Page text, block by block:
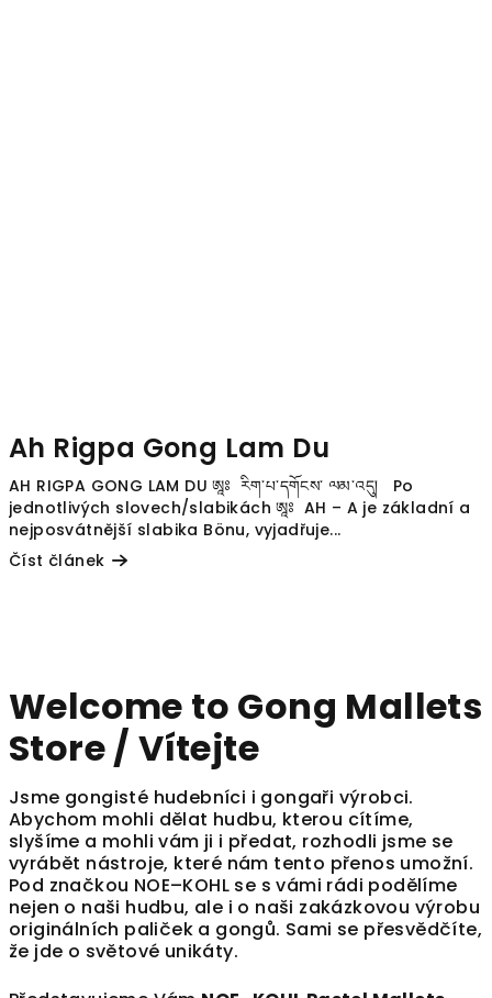
Ah Rigpa Gong Lam Du
AH RIGPA GONG LAM DU ཨཱཿ རིག་པ་དགོངས་ ལམ་འདུ། Po
jednotlivých slovech/slabikách ཨཱཿ AH – A je základní a
nejposvátnější slabika Bönu, vyjadřuje...
Číst článek
Welcome to Gong Mallets
Store / Vítejte
Jsme gongisté hudebníci i gongaři výrobci.
Abychom mohli dělat hudbu, kterou cítíme,
slyšíme a mohli vám ji i předat, rozhodli jsme se
vyrábět nástroje, které nám tento přenos umožní.
Pod značkou NOE–KOHL se s vámi rádi podělíme
nejen o naši hudbu, ale i o naši zakázkovou výrobu
originálních paliček a gongů. Sami se přesvědčíte,
že jde o světové unikáty.